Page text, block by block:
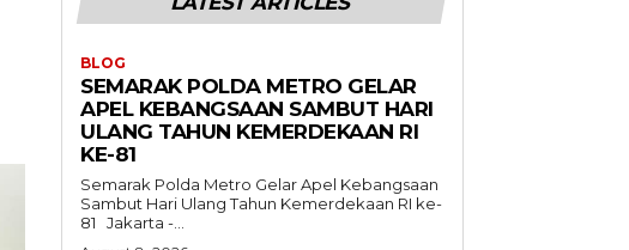
BLOG
SEMARAK POLDA METRO GELAR
APEL KEBANGSAAN SAMBUT HARI
ULANG TAHUN KEMERDEKAAN RI
KE-81
Semarak Polda Metro Gelar Apel Kebangsaan
Sambut Hari Ulang Tahun Kemerdekaan RI ke-
81 Jakarta -...